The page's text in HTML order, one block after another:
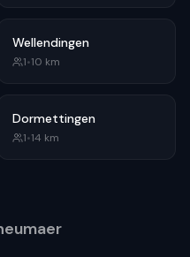
Wellendingen
1•10 km
Dormettingen
1•14 km